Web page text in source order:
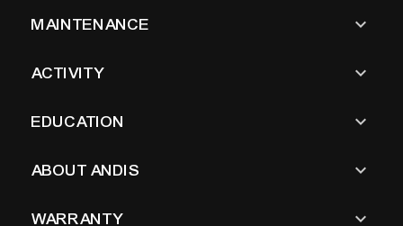
MAINTENANCE keyboard_arrow_down
ACTIVITY keyboard_arrow_down
EDUCATION keyboard_arrow_down
ABOUT ANDIS keyboard_arrow_down
WARRANTY keyboard_arrow_down